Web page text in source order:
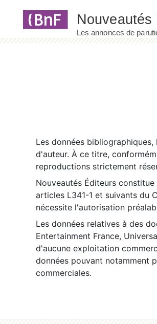
Les données
d'auteur. À ce titre,
reproductions strictement
Nouveautés Éditeurs
articles L341-1 et suivants du
nécessite l'autorisation
Les données relatives à des
Entertainment France,
d'aucune exploitation
données pouvant notamment
commerciales.